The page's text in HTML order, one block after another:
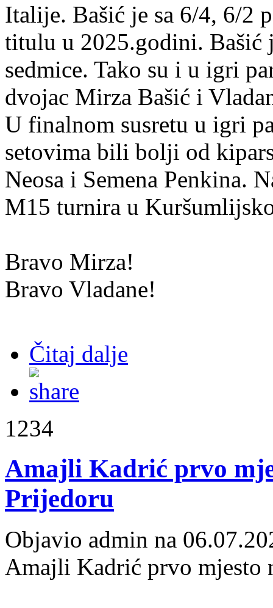
Italije. Bašić je sa 6/4, 6/2
titulu u 2025.godini. Bašić
sedmice. Tako su i u igri
dvojac Mirza Bašić i
U finalnom susretu u igri
setovima bili bolji od
Neosa i Semena Penkina.
M15 turnira u
Bravo Mirza!
Bravo Vladane!
Čitaj dalje
1234
Amajli Kadrić prvo
Prijedoru
Objavio admin na
Amajli Kadrić prvo mjesto